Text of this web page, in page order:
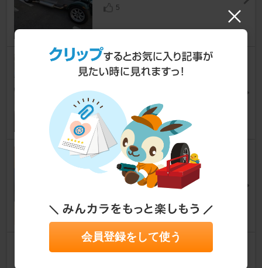
5
Schuitzlaboratories ホワイト
ダイヤモンド
山ちゃん1969さん
TG craft アルミ製 脱着サイドカ
バー
セブン270
15
HID屋 フロントウィンカー
会員登録をして使う